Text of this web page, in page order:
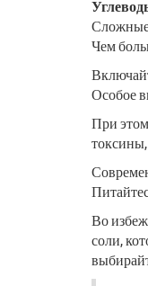
Сложные
Чем
Особое
При
Во
соли,